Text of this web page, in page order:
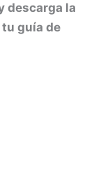
descarga la
guía de